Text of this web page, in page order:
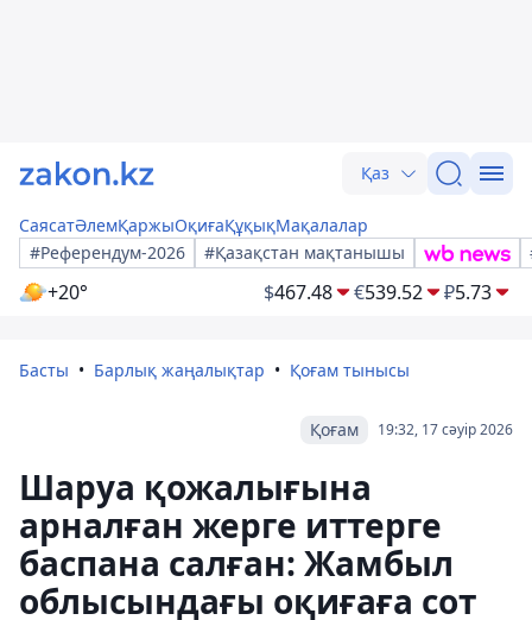
Қаз
СаясатӘлемҚаржыОқиғаҚұқықМақалалар
#Референдум-2026
#Қазақстан мақтанышы
+20° $467.48 €539.52 ₽5.73
Басты Барлық жаңалықтар Қоғам тынысы
19:32, 17 сәуір 2026
Қоғам
Шаруа қожалығына
арналған жерге иттерге
баспана салған: Жамбыл
облысындағы оқиғаға сот